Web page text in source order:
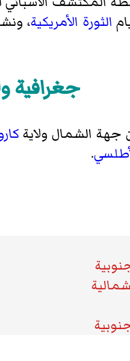
الثورة الأمريكية،
جغرافية
جهة الشمال ولاية
.